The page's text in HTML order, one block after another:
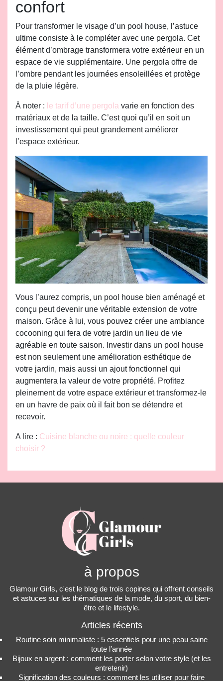
confort
Pour transformer le visage d’un pool house, l’astuce
ultime consiste à le compléter avec une pergola. Cet
élément d’ombrage transformera votre extérieur en un
espace de vie supplémentaire. Une pergola offre de
l’ombre pendant les journées ensoleillées et protège
de la pluie légère.
À noter : le tarif d’une pergola varie en fonction des
matériaux et de la taille. C’est quoi qu’il en soit un
investissement qui peut grandement améliorer
l’espace extérieur.
Vous l’aurez compris, un pool house bien aménagé et
conçu peut devenir une véritable extension de votre
maison. Grâce à lui, vous pouvez créer une ambiance
cocooning qui fera de votre jardin un lieu de vie
agréable en toute saison. Investir dans un pool house
est non seulement une amélioration esthétique de
votre jardin, mais aussi un ajout fonctionnel qui
augmentera la valeur de votre propriété. Profitez
pleinement de votre espace extérieur et transformez-le
en un havre de paix où il fait bon se détendre et
recevoir.
A lire : Cuisine blanche ou noire : quelle couleur
choisir ?
à propos
Glamour Girls, c'est le blog de trois copines qui offrent conseils
et astuces sur les thématiques de la mode, du sport, du bien-
être et le lifestyle.
Articles récents
Routine soin minimaliste : 5 essentiels pour une peau saine
toute l’année
Bijoux en argent : comment les porter selon votre style (et les
entretenir)
Signification des couleurs : comment les utiliser pour faire